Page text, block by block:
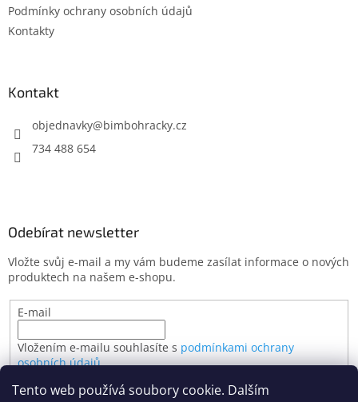
Tento web používá soubory cookie. Dalším
Podmínky ochrany osobních údajů
Kontakty
Kontakt
objednavky@bimbohracky.cz
734 488 654
Odebírat newsletter
Vložte svůj e-mail a my vám budeme zasílat informace o nových
produktech na našem e-shopu.
E-mail
Vložením e-mailu souhlasíte s podmínkami ochrany
osobních údajů
PŘIHLÁSIT SE